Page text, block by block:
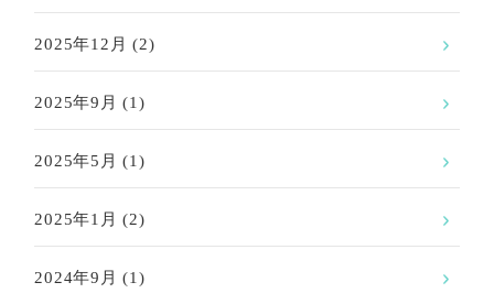
2025年12月 (2)
2025年9月 (1)
2025年5月 (1)
2025年1月 (2)
2024年9月 (1)